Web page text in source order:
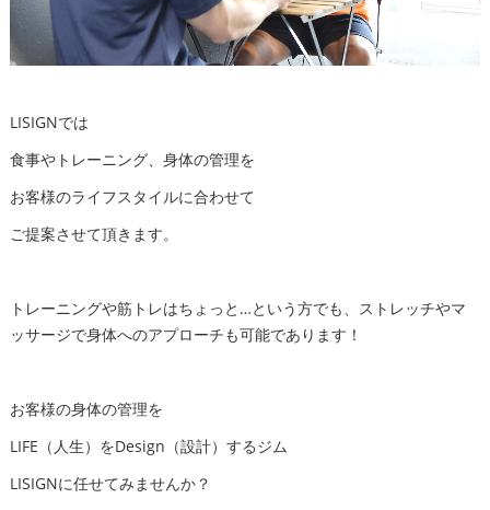
LISIGNでは
食事やトレーニング、身体の管理を
お客様のライフスタイルに合わせて
ご提案させて頂きます。
トレーニングや筋トレはちょっと…という方でも、ストレッチやマ
ッサージで身体へのアプローチも可能であります！
お客様の身体の管理を
LIFE（人生）をDesign（設計）するジム
LISIGNに任せてみませんか？